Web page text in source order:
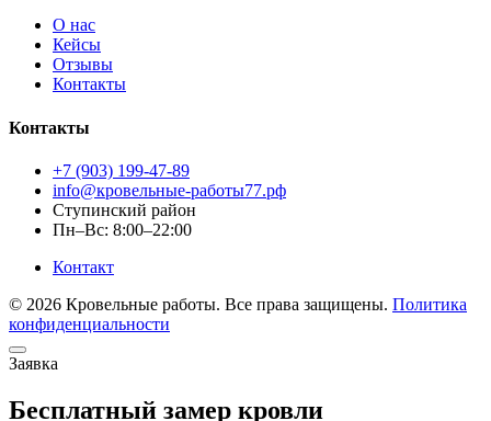
О нас
Кейсы
Отзывы
Контакты
Контакты
+7 (903) 199-47-89
info@кровельные-работы77.рф
Ступинский район
Пн–Вс: 8:00–22:00
Контакт
© 2026 Кровельные работы. Все права защищены. Политика
конфиденциальности
Заявка
Бесплатный замер кровли